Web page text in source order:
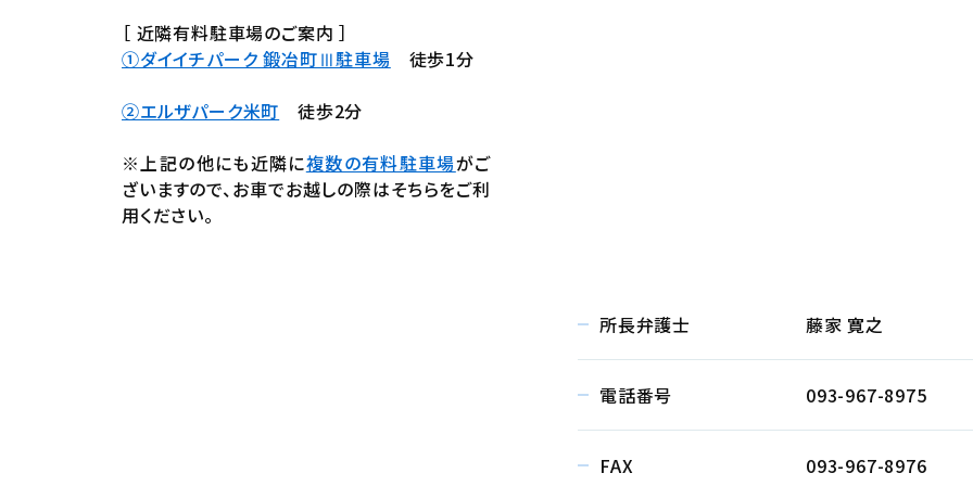
［ 近隣有料駐車場のご案内 ］
①ダイイチパーク 鍛冶町Ⅲ駐車場 徒歩1分
②エルザパーク米町 徒歩2分
※上記の他にも近隣に複数の有料駐車場がご
ざいますので、お車でお越しの際はそちらをご利
用ください。
所長弁護士 藤家 寛之
電話番号 093-967-8975
FAX 093-967-8976